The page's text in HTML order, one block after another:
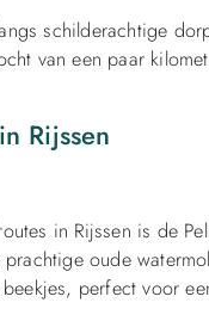
schilderachtige
van een paar
Rijssen
in Rijssen is de
oude
perfect voor